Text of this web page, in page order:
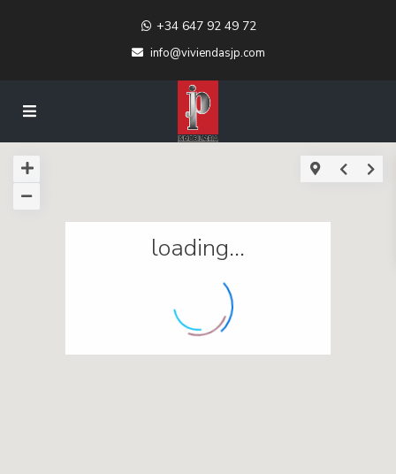
+34 647 92 49 72
info@viviendasjp.com
loading...